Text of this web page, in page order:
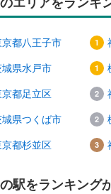
都八王子市
県水戸市
都足立区
県つくば市
都杉並区
駅をランキング